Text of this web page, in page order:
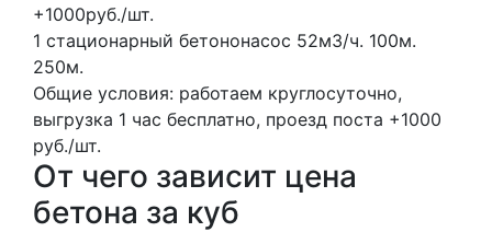
+1000руб./шт.
1 стационарный бетононасос 52м3/ч. 100м.
250м.
Общие условия: работаем круглосуточно,
выгрузка 1 час бесплатно, проезд поста +1000
руб./шт.
От чего зависит цена
бетона за куб